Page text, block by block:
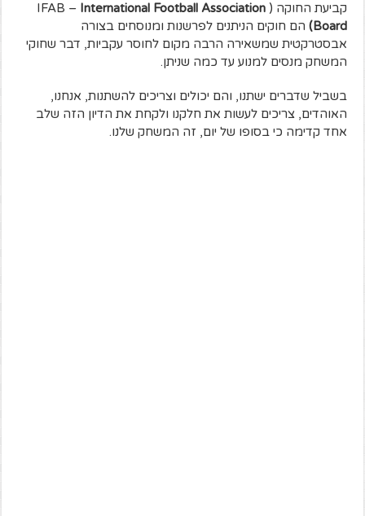
קביעת החוקה ( IFAB –International Football Association
Board) הם חוקים הניתנים לפרשנות ומנוסחים בצורה
אבסטרקטית שמשאירה הרבה מקום לחוסר עקביות, דבר שחוקי
המשחק מנסים למנוע עד כמה שניתן.
בשביל שדברים ישתנו, והם יכולים וצריכים להשתנות, אנחנו,
האוהדים, צריכים לעשות את חלקנו ולקחת את הדיון הזה שלב
אחד קדימה כי בסופו של יום, זה המשחק שלנו.